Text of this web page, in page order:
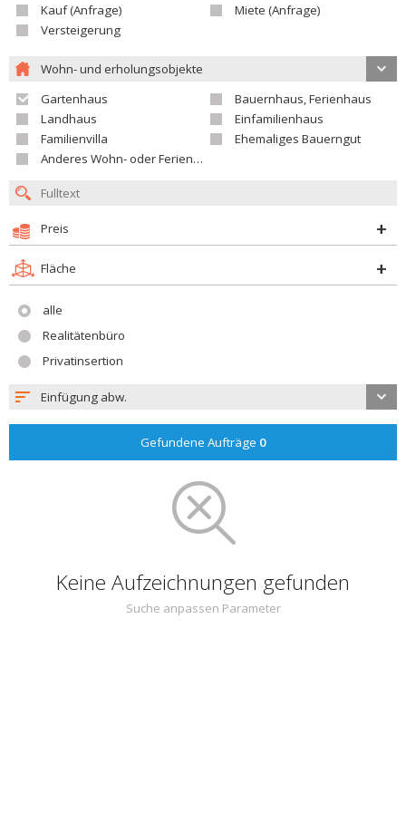
Kauf (Anfrage)
Miete (Anfrage)
Versteigerung
Wohn- und erholungsobjekte
Gartenhaus
Bauernhaus, Ferienhaus
Landhaus
Einfamilienhaus
Familienvilla
Ehemaliges Bauerngut
Anderes Wohn- oder Ferienobjekt
Preis
Fläche
alle
Realitätenbüro
Privatinsertion
Einfügung abw.
Gefundene Aufträge 0
Keine Aufzeichnungen gefunden
Suche anpassen Parameter